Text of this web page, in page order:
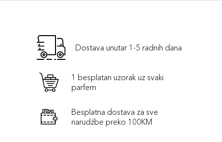
Dostava unutar 1-5 radnih dana
1 besplatan uzorak uz svaki
parfem
Besplatna dostava za sve
narudźbe preko 100KM